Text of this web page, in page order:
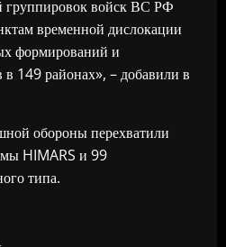
группировок войск ВС РФ
временной дислокации
формирований и
149 районах», – добавили в
обороны перехватили
HIMARS и 99
типа.